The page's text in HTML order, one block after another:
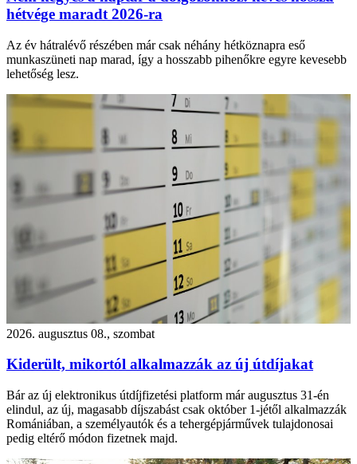
hétvége maradt 2026-ra
Az év hátralévő részében már csak néhány hétköznapra eső
munkaszüneti nap marad, így a hosszabb pihenőkre egyre kevesebb
lehetőség lesz.
2026. augusztus 08., szombat
Kiderült, mikortól alkalmazzák az új útdíjakat
Bár az új elektronikus útdíjfizetési platform már augusztus 31-én
elindul, az új, magasabb díjszabást csak október 1-jétől alkalmazzák
Romániában, a személyautók és a tehergépjárművek tulajdonosai
pedig eltérő módon fizetnek majd.